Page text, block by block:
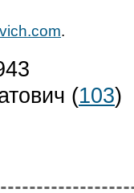
.
(103)